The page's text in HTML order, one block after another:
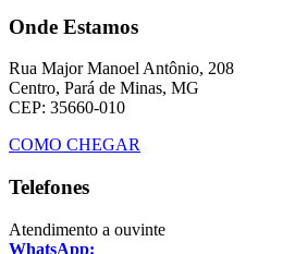
Onde Estamos
Rua Major Manoel Antônio, 208
Centro, Pará de Minas, MG
CEP: 35660-010
COMO CHEGAR
Telefones
Atendimento a ouvinte
WhatsApp: